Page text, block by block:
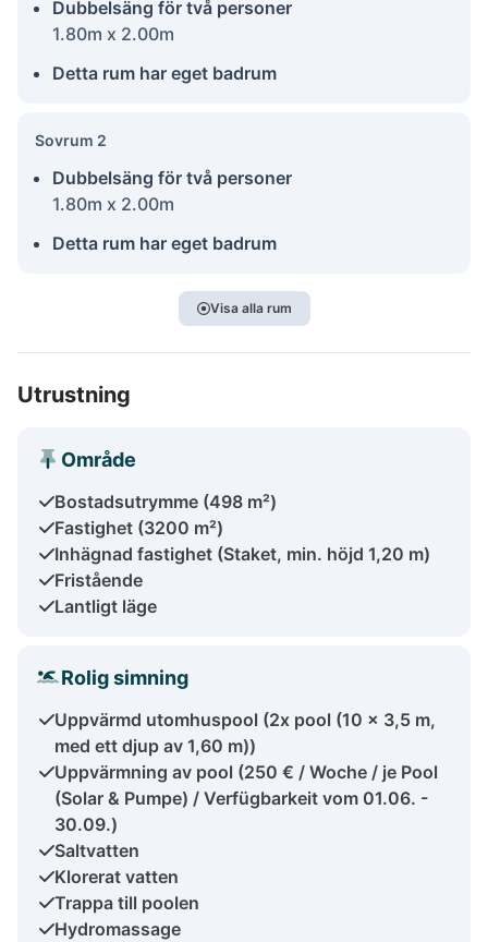
Dubbelsäng för två personer
1.80m x 2.00m
Detta rum har eget badrum
Sovrum 2
Dubbelsäng för två personer
1.80m x 2.00m
Detta rum har eget badrum
Visa alla rum
Utrustning
Område
Bostadsutrymme (498 m²)
Fastighet (3200 m²)
Inhägnad fastighet (Staket, min. höjd 1,20 m)
Fristående
Lantligt läge
Rolig simning
Uppvärmd utomhuspool (2x pool (10 x 3,5 m,
med ett djup av 1,60 m))
Uppvärmning av pool (250 € / Woche / je Pool
(Solar & Pumpe) / Verfügbarkeit vom 01.06. -
30.09.)
Saltvatten
Klorerat vatten
Trappa till poolen
Hydromassage